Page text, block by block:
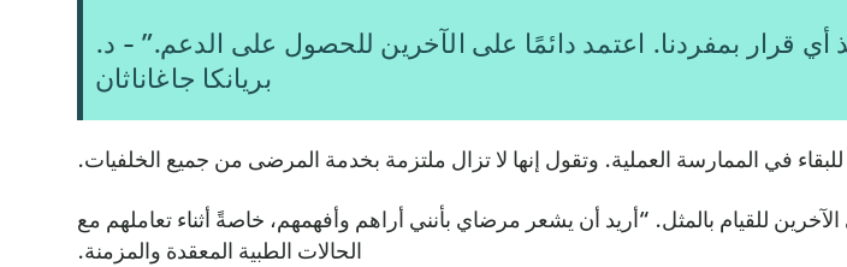
قرار بمفردنا. اعتمد دائمًا على الآخرين للحصول على الدعم.” - د.
بريانكا جاغاناثان
في الممارسة العملية. وتقول إنها لا تزال ملتزمة بخدمة المرضى من جميع الخلفيات.
للقيام بالمثل. “أريد أن يشعر مرضاي بأنني أراهم وأفهمهم، خاصةً أثناء تعاملهم مع
الحالات الطبية المعقدة والمزمنة.